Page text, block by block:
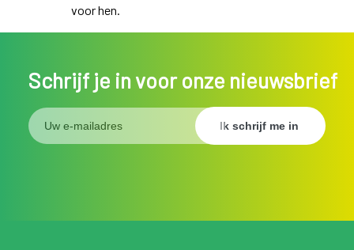
voor hen.
Schrijf je in voor onze nieuwsbrief